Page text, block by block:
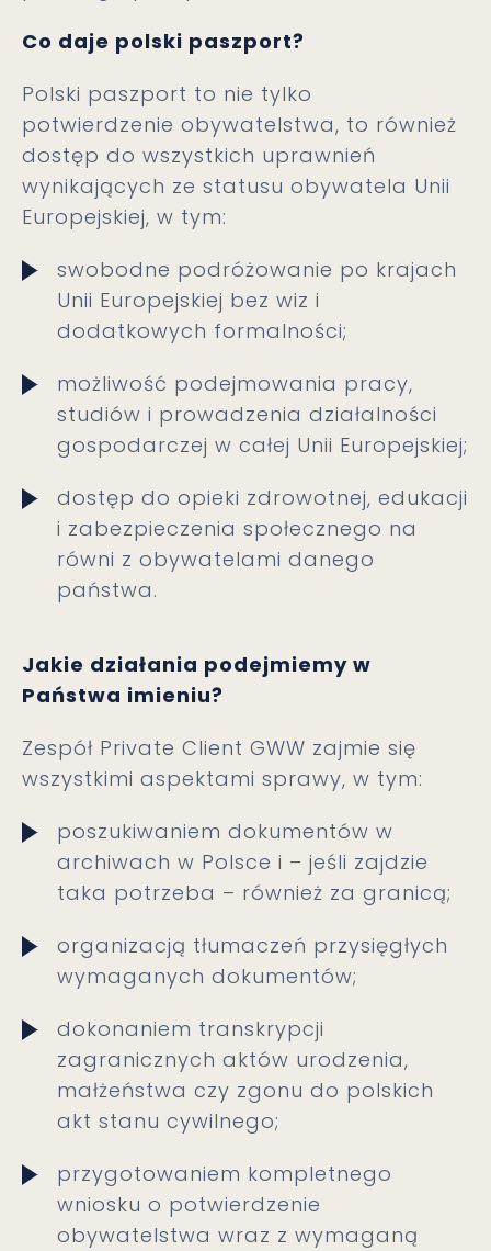
Co daje polski paszport?
Polski paszport to nie tylko
potwierdzenie obywatelstwa, to również
dostęp do wszystkich uprawnień
wynikających ze statusu obywatela Unii
Europejskiej, w tym:
swobodne podróżowanie po krajach
Unii Europejskiej bez wiz i
dodatkowych formalności;
możliwość podejmowania pracy,
studiów i prowadzenia działalności
gospodarczej w całej Unii Europejskiej;
dostęp do opieki zdrowotnej, edukacji
i zabezpieczenia społecznego na
równi z obywatelami danego
państwa.
Jakie działania podejmiemy w
Państwa imieniu?
Zespół Private Client GWW zajmie się
wszystkimi aspektami sprawy, w tym:
poszukiwaniem dokumentów w
archiwach w Polsce i – jeśli zajdzie
taka potrzeba – również za granicą;
organizacją tłumaczeń przysięgłych
wymaganych dokumentów;
dokonaniem transkrypcji
zagranicznych aktów urodzenia,
małżeństwa czy zgonu do polskich
akt stanu cywilnego;
przygotowaniem kompletnego
wniosku o potwierdzenie
obywatelstwa wraz z wymaganą